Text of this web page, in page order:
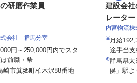
研磨作業員
式会社 群馬分室
円～250,000円内でスタ
前職・希...
崎市箕郷町柏木沢88番地
建設会社
レーター
内宮物流株
月給
途手当
群馬県太
俣」駅